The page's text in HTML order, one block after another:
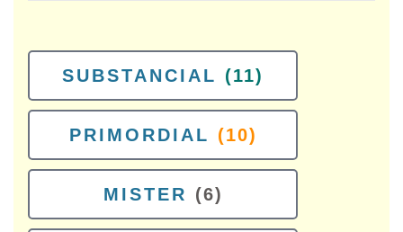
SUBSTANCIAL (11)
PRIMORDIAL (10)
MISTER (6)